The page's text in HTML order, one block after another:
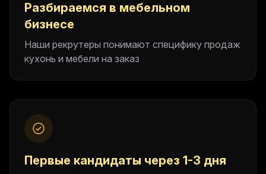
Разбираемся в мебельном
бизнесе
Наши рекрутеры понимают специфику продаж
кухонь и мебели на заказ
Первые кандидаты через 1-3 дня